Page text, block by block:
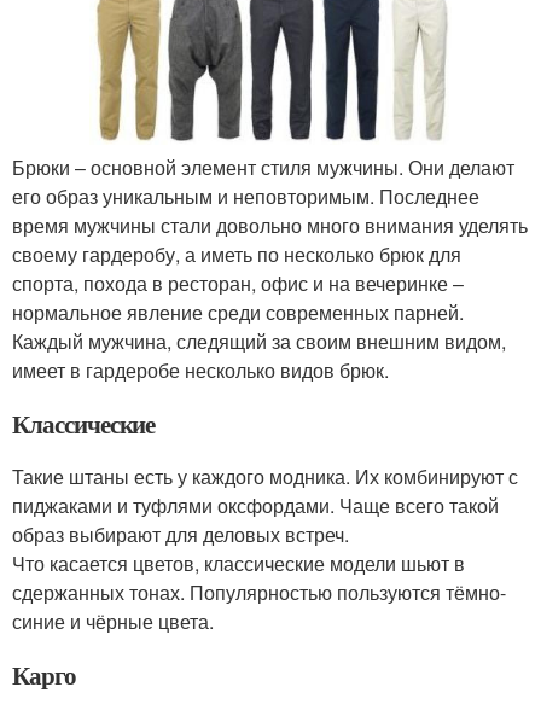
Брюки – основной элемент стиля мужчины. Они делают
его образ уникальным и неповторимым. Последнее
время мужчины стали довольно много внимания уделять
своему гардеробу, а иметь по несколько брюк для
спорта, похода в ресторан, офис и на вечеринке –
нормальное явление среди современных парней.
Каждый мужчина, следящий за своим внешним видом,
имеет в гардеробе несколько видов брюк.
Классические
Такие штаны есть у каждого модника. Их комбинируют с
пиджаками и туфлями оксфордами. Чаще всего такой
образ выбирают для деловых встреч.
Что касается цветов, классические модели шьют в
сдержанных тонах. Популярностью пользуются тёмно-
синие и чёрные цвета.
Карго